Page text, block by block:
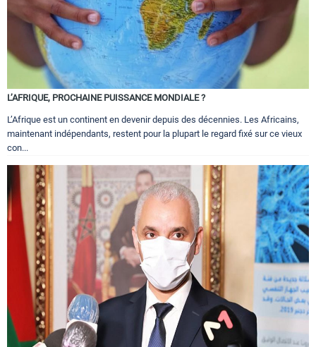
L’AFRIQUE, PROCHAINE PUISSANCE MONDIALE ?
L’Afrique est un continent en devenir depuis des décennies. Les Africains,
maintenant indépendants, restent pour la plupart le regard fixé sur ce vieux
con...